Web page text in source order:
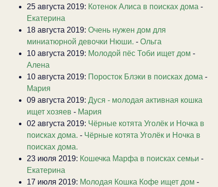
25 августа 2019: Котенок Алиса в поисках дома -
Екатерина
18 августа 2019: Очень нужен дом для
миниатюрной девочки Нюши. - Ольга
10 августа 2019: Молодой пёс Тоби ищет дом -
Алена
10 августа 2019: Поросток Блэки в поисках дома -
Мария
09 августа 2019: Дуся - молодая активная кошка
ищет хозяев - Мария
02 августа 2019: Чёрные котята Уголёк и Ночка в
поисках дома. - Чёрные котята Уголёк и Ночка в
поисках дома.
23 июля 2019: Кошечка Марфа в поисках семьи -
Екатерина
17 июля 2019: Молодая Кошка Кофе ищет дом -